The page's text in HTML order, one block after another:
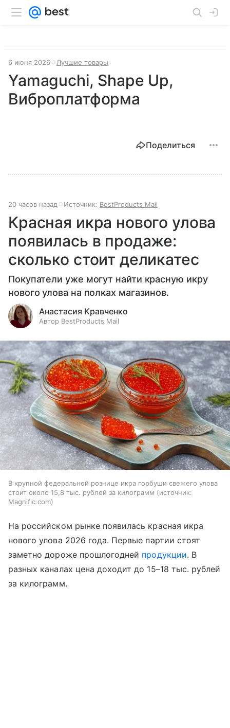
6 июня 2026 Лучшие товары
Yamaguchi, Shape Up,
Виброплатформа
Поделиться
20 часов назад Источник: BestProducts Mail
Красная икра нового улова
появилась в продаже:
сколько стоит деликатес
Покупатели уже могут найти красную икру
нового улова на полках магазинов.
Анастасия Кравченко
Автор BestProducts Mail
В крупной федеральной рознице икра горбуши свежего улова
стоит около 15,8 тыс. рублей за килограмм
источник:
Magnific.com
На российском рынке появилась красная икра
нового улова 2026 года. Первые партии стоят
заметно дороже прошлогодней продукции. В
разных каналах цена доходит до 15–18 тыс. рублей
за килограмм.